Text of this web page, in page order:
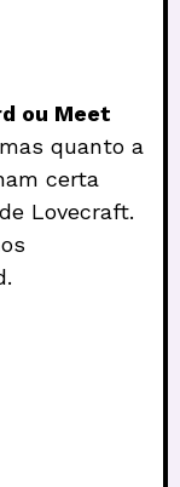
ou Meet
quanto a
certa
Lovecraft.